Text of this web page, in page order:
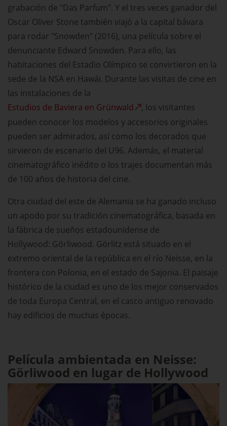
grabación de "Das Parfum". Y el tres veces ganador del
Oscar Oliver Stone también viajó a la capital bávara
para rodar "Snowden" (2016), una película sobre el
denunciante Edward Snowden. Para ello, las
habitaciones del Estadio Olímpico se convirtieron en la
sede de la NSA en Hawái. Durante las visitas de cine en
las instalaciones de la
Estudios de Baviera en Grünwald
, los visitantes
pueden conocer los modelos y accesorios originales
pueden ser admirados, así como los decorados que
sirvieron de escenario del U96. Además, el material
cinematográfico inédito o los trajes documentan más
de 100 años de historia del cine.
Otra ciudad del este de Alemania se ha ganado incluso
un apodo por su tradición cinematográfica, basada en
la fábrica de sueños estadounidense de
Hollywood: Görliwood. Görlitz está situado en el
extremo oriental de la república en el río Neisse, en la
frontera con Polonia, en el estado de Sajonia. El paisaje
histórico de la ciudad es uno de los mejor conservados
de toda Europa Central, en el casco antiguo renovado
hay edificios de muchas épocas.
Película ambientada en Neisse:
Görliwood en lugar de Hollywood